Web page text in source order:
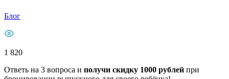
Блог
1 820
Ответь на 3 вопроса и получи скидку 1000 рублей при